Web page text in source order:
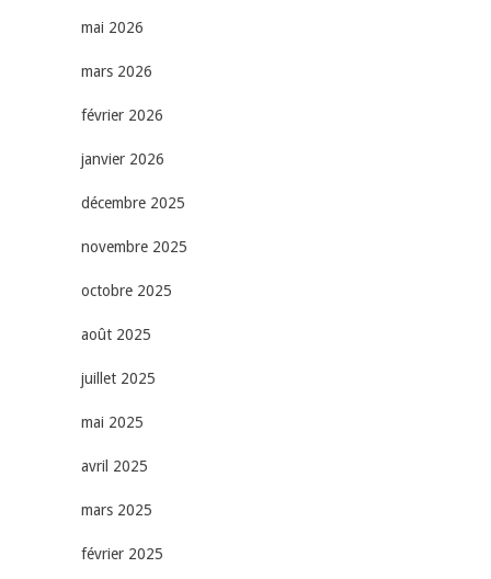
mai 2026
mars 2026
février 2026
janvier 2026
décembre 2025
novembre 2025
octobre 2025
août 2025
juillet 2025
mai 2025
avril 2025
mars 2025
février 2025